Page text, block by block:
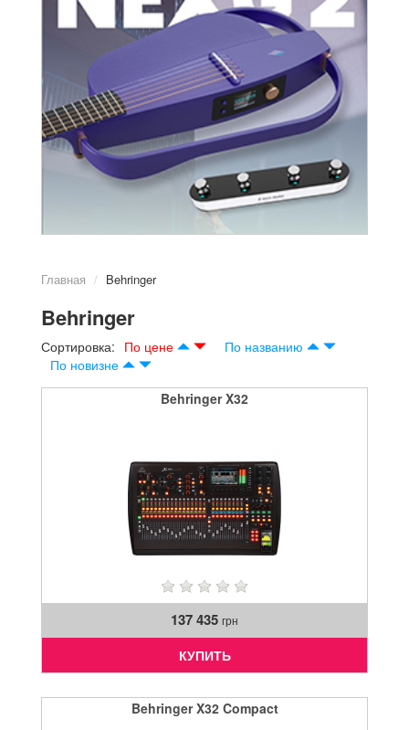
Главная Behringer
Behringer
Сортировка: По цене
По названию
По новизне
Behringer X32
137 435 грн
КУПИТЬ
Behringer X32 Compact